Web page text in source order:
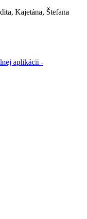
Kajetána, Štefana
aplikácii -